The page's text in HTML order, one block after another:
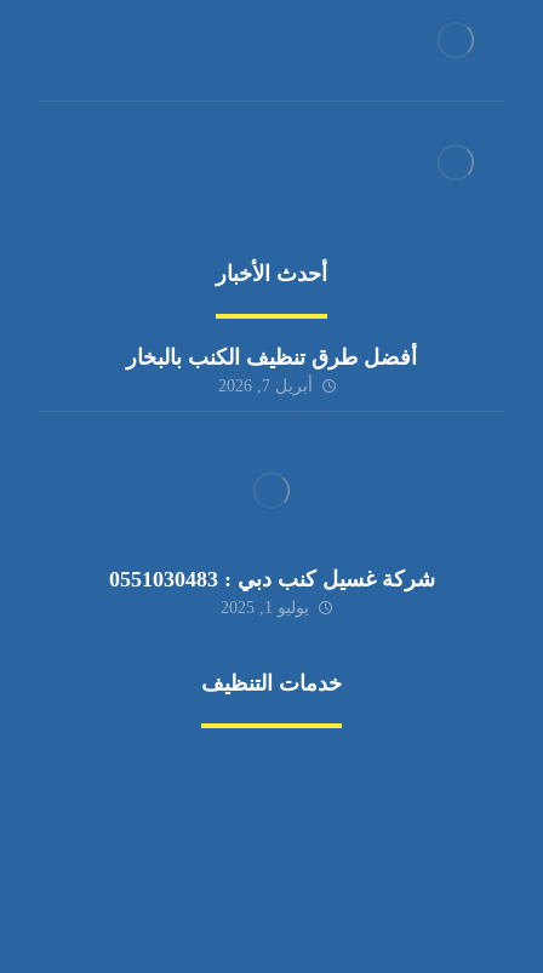
أحدث الأخبار
أفضل طرق تنظيف الكنب بالبخار
أبريل 7, 2026
شركة غسيل كنب دبي : 0551030483
يوليو 1, 2025
خدمات التنظيف